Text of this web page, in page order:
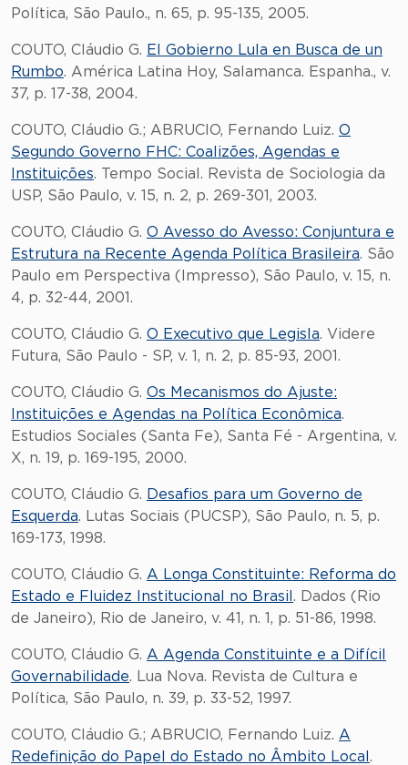
Política, São Paulo., n. 65, p. 95-135, 2005.
COUTO, Cláudio G. El Gobierno Lula en Busca de un
Rumbo. América Latina Hoy, Salamanca. Espanha., v.
37, p. 17-38, 2004.
COUTO, Cláudio G.; ABRUCIO, Fernando Luiz. O
Segundo Governo FHC: Coalizões, Agendas e
Instituições. Tempo Social. Revista de Sociologia da
USP, São Paulo, v. 15, n. 2, p. 269-301, 2003.
COUTO, Cláudio G. O Avesso do Avesso: Conjuntura e
Estrutura na Recente Agenda Política Brasileira. São
Paulo em Perspectiva (Impresso), São Paulo, v. 15, n.
4, p. 32-44, 2001.
COUTO, Cláudio G. O Executivo que Legisla. Videre
Futura, São Paulo - SP, v. 1, n. 2, p. 85-93, 2001.
COUTO, Cláudio G. Os Mecanismos do Ajuste:
Instituições e Agendas na Política Econômica.
Estudios Sociales (Santa Fe), Santa Fé - Argentina, v.
X, n. 19, p. 169-195, 2000.
COUTO, Cláudio G. Desafios para um Governo de
Esquerda. Lutas Sociais (PUCSP), São Paulo, n. 5, p.
169-173, 1998.
COUTO, Cláudio G. A Longa Constituinte: Reforma do
Estado e Fluidez Institucional no Brasil . Dados (Rio
de Janeiro), Rio de Janeiro, v. 41, n. 1, p. 51-86, 1998.
COUTO, Cláudio G. A Agenda Constituinte e a Difícil
Governabilidade. Lua Nova. Revista de Cultura e
Política, São Paulo, n. 39, p. 33-52, 1997.
COUTO, Cláudio G.; ABRUCIO, Fernando Luiz. A
Redefinição do Papel do Estado no Âmbito Local .